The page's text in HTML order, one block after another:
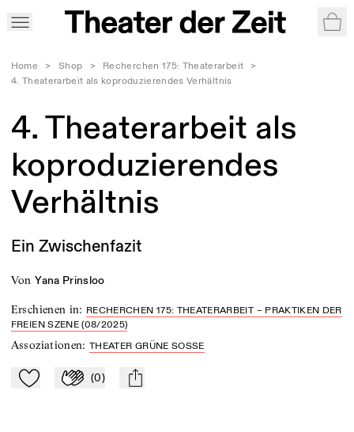
Home > Shop > Recherchen 175: Theaterarbeit
>
4. Theaterarbeit als koproduzierendes Verhältnis
4. Theaterarbeit als
koproduzierendes
Verhältnis
Ein Zwischenfazit
von Yana Prinsloo
Erschienen in: RECHERCHEN 175: THEATERARBEIT – PRAKTIKEN DER
FREIEN SZENE (08/2025)
Assoziationen:THEATER GRÜNE SOSSE
Zu Mein-TdZ hinzufügen
Applaudieren
(0) mail